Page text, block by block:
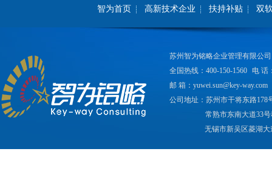
智为首页 高新技术企业 扶持补贴 双
苏州智为铭略企业管理有限公司
全国热线：400-150-1560 电 话
邮 箱：yuwei.sun@key-way.com
公司地址：苏州市干将东路178
常熟市东南大道33
无锡市新吴区菱湖大